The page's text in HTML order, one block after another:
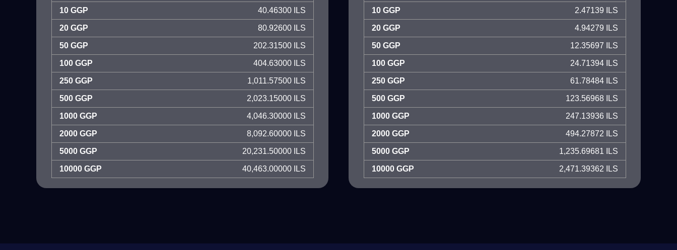
10 GGP 40.46300 ILS
20 GGP 80.92600 ILS
50 GGP 202.31500 ILS
100 GGP 404.63000 ILS
250 GGP 1,011.57500 ILS
500 GGP 2,023.15000 ILS
1000 GGP 4,046.30000 ILS
2000 GGP 8,092.60000 ILS
5000 GGP 20,231.50000 ILS
10000 GGP 40,463.00000 ILS
10 GGP 2.47139 ILS
20 GGP 4.94279 ILS
50 GGP 12.35697 ILS
100 GGP 24.71394 ILS
250 GGP 61.78484 ILS
500 GGP 123.56968 ILS
1000 GGP 247.13936 ILS
2000 GGP 494.27872 ILS
5000 GGP 1,235.69681 ILS
10000 GGP 2,471.39362 ILS